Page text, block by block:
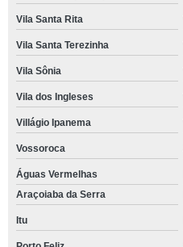
Vila Santa Rita
Vila Santa Terezinha
Vila Sônia
Vila dos Ingleses
Villágio Ipanema
Vossoroca
Águas Vermelhas
Araçoiaba da Serra
Itu